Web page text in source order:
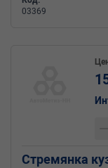
03369
Стремянка